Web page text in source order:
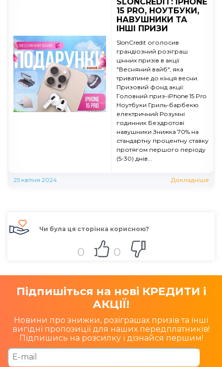
15 PRO, НОУТБУКИ,
НАВУШНИКИ ТА
ІНШІ ПРИЗИ
SlonCredit оголосив
грандіозний розіграш
цінних призів в акції
"Весняний вайб", яка
триватиме до кінця весни.
Призовий фонд акції:
Головний приз-iPhone 15 Pro
Ноутбуки Гриль-барбекю
електричний Розумні
годинник Бездротові
навушники Знижка 70% на
стандартну процентну ставку
протягом першого періоду
(5-30) днів...
25 квітня 2024 Докладніше
Чи була ця сторінка корисною?
0 0
Підпишіться на нові КРЕДИТИ і
АКЦІЇ!
Новини про знижки, розіграшах призів та інші
вигідні пропозиції для наших передплатників!
Підпишись на розсилку і дізнайся першим!